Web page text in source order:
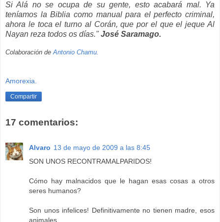
Si Alá no se ocupa de su gente, esto acabará mal. Ya
teníamos la Biblia como manual para el perfecto criminal,
ahora le toca el turno al Corán, que por el que el jeque Al
Nayan reza todos os días." José Saramago.
Colaboración deAntonio Chamu.
Amorexia.
Compartir
17 comentarios:
Alvaro 13 de mayo de 2009 a las 8:45
SON UNOS RECONTRAMALPARIDOS!
Cómo hay malnacidos que le hagan esas cosas a otros
seres humanos?
Son unos infelices! Definitivamente no tienen madre, esos
animales.